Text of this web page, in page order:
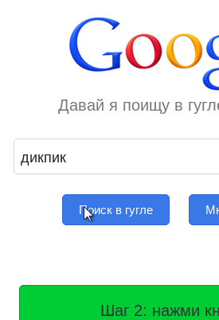
Давай я поищу в
Поиск в гугле
Шаг 2: нажми